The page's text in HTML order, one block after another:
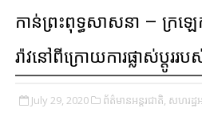
កាន់ព្រះពុទ្ធសាសនា – ក្រ
រ៉ាវនៅពីក្រោយការផ្លាស់ប្តូររ
July 29, 2020 ព័ត៌មានអន្តរជាតិ, សហរដ្ឋ